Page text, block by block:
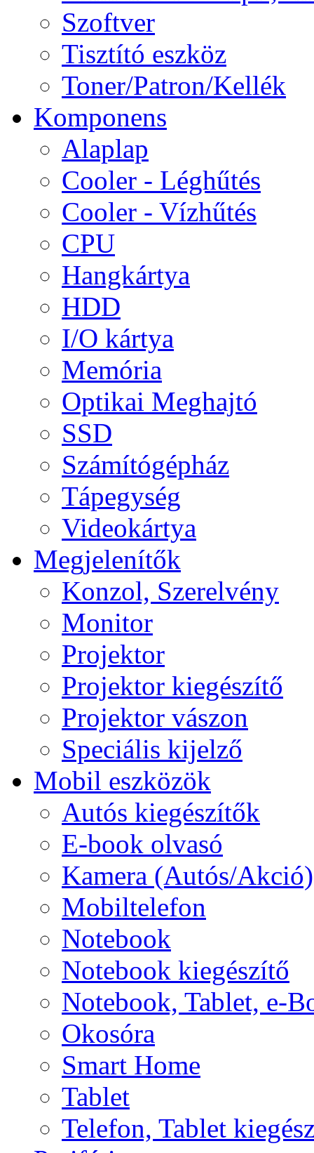
Szoftver
Tisztító eszköz
Toner/Patron/Kellék
Komponens
Alaplap
Cooler - Léghűtés
Cooler - Vízhűtés
CPU
Hangkártya
HDD
I/O kártya
Memória
Optikai Meghajtó
SSD
Számítógépház
Tápegység
Videokártya
Megjelenítők
Konzol, Szerelvény
Monitor
Projektor
Projektor kiegészítő
Projektor vászon
Speciális kijelző
Mobil eszközök
Autós kiegészítők
E-book olvasó
Kamera (Autós/Akció)
Mobiltelefon
Notebook
Notebook kiegészítő
Notebook, Tablet, e-
Okosóra
Smart Home
Tablet
Telefon, Tablet